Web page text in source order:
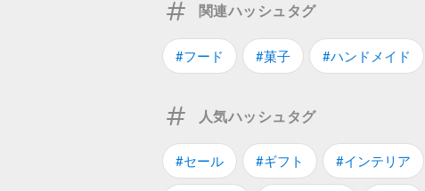
関連ハッシュタグ
#フード #菓子 #ハンドメイド
人気ハッシュタグ
#セール #ギフト #インテリア